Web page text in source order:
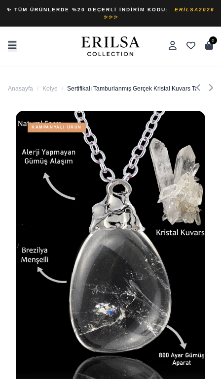
✨ TÜM ÜRÜNLERDE %20 GEÇERLI İNDIRIM KODU:
ERILSA2026
✨✨✨
0
Anasayfa / Kolye / Sertifikalı Tamburlanmış Gerçek Kristal Kuvars Taşı Kolye
KAMPANYALI ÜRÜN